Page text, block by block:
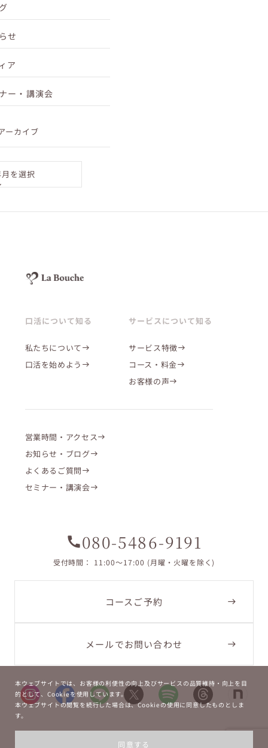
せ
ア
ー・講演会
ーカイブ
を選択
口活について知る
私たちについて
口活を始めよう
サービスについて知る
サービス特徴
コース・料金
お客様の声
営業時間・アクセス
お知らせ・ブログ
よくあるご質問
セミナー・講演会
La Bouche.
コースご予約
メールでお問い合わせ
call080-5486-9191
受付時間： 11:00〜17:00 (月曜・火曜を除く)
本ウェブサイトでは、お客様の利便性の向上及びサービスの品質維持・向上を目
的として、Cookieを使用しています。
本ウェブサイトの閲覧を続行した場合は、Cookieの使用に同意したものとしま
す。
同意する